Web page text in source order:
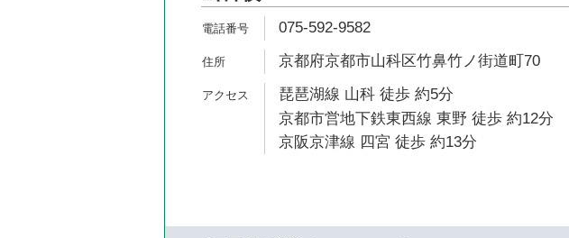
075-592-9582
京都府京都市山科区竹鼻竹ノ街道町70
琵琶湖線 山科 徒歩 約5分
京都市営地下鉄東西線 東野 徒歩 約12分
京阪京津線 四宮 徒歩 約13分